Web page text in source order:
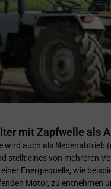
mit Zapfwelle als
wird auch als Nebenabtrieb
stellt eines von mehreren
Energiequelle, wie
Motor, zu entnehmen